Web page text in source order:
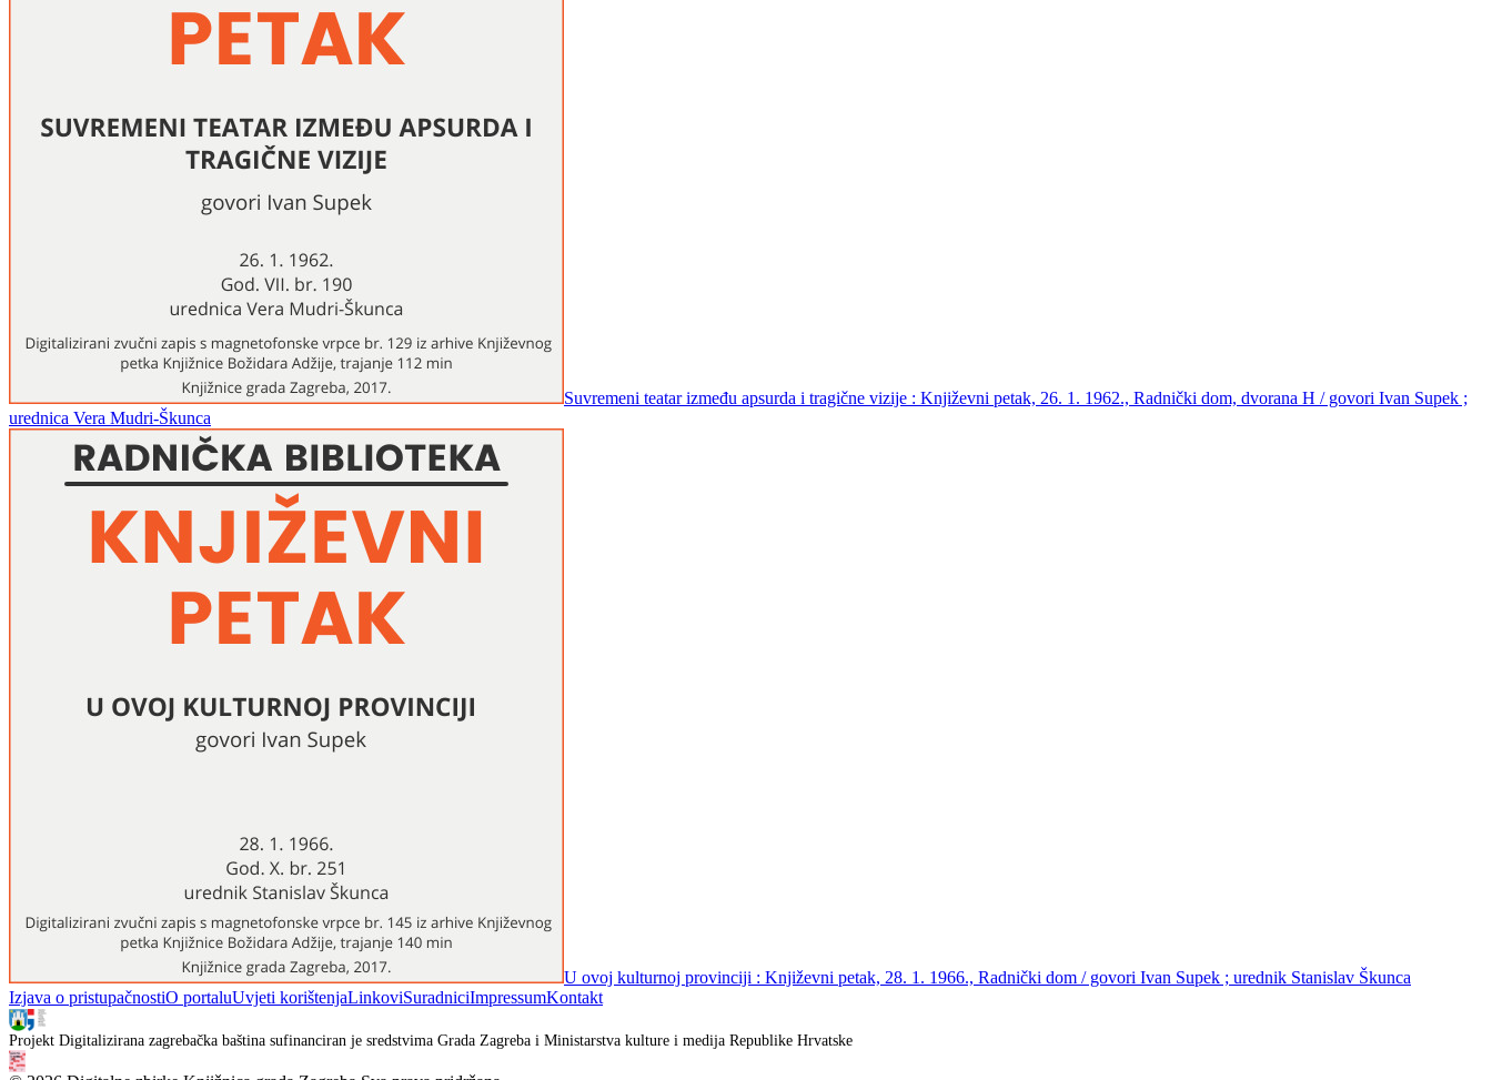
Suvremeni teatar između apsurda i tragične vizije : Književni petak, 26. 1. 1962., Radnički dom, dvorana H / govori Ivan Supek ;
urednica Vera Mudri-Škunca
U ovoj kulturnoj provinciji : Književni petak, 28. 1. 1966., Radnički dom / govori Ivan Supek ; urednik Stanislav Škunca
Izjava o pristupačnostiO portaluUvjeti korištenjaLinkoviSuradniciImpressumKontakt
Projekt Digitalizirana zagrebačka baština sufinanciran je sredstvima Grada Zagreba i Ministarstva kulture i medija Republike Hrvatske